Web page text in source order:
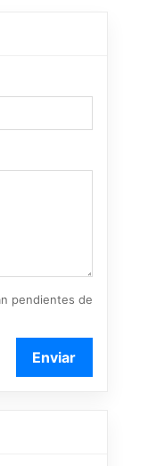
pendientes de
Enviar